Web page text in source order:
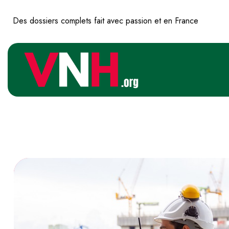
Des dossiers complets fait avec passion et en France